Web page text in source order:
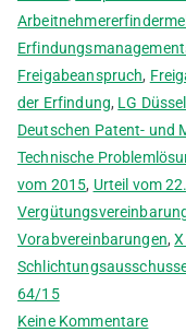
Freigabeanspruch,
der Erfindung, LG
Deutschen Patent- und
Technische
vom 2015, Urteil vom
Vorabvereinbarungen,
64/15
Keine Kommentarezu